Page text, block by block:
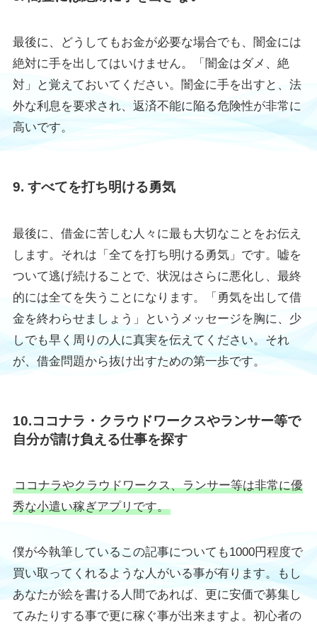
最後に、どうしてもお金が必要な場合でも、闇金には
絶対に手を出してはいけません。「闇金はダメ、絶
対」と覚えておいてください。闇金に手を出すと、法
外な利息を要求され、返済不能に陥る危険性が非常に
高いです。
9. すべてを打ち明ける勇気
最後に、借金に苦しむ人々に最も大切なことをお伝え
します。それは「全てを打ち明ける勇気」です。嘘を
ついて逃げ続けることで、状況はさらに悪化し、最終
的には全てを失うことになります。「勇気を出して借
金を終わらせましょう」というメッセージを胸に、少
しでも早く周りの人に真実を伝えてください。それ
が、借金問題から抜け出すための第一歩です。
10.ココナラ・クラウドワークスやランサー等で
自分が請け負える仕事を探す
ココナラやクラウドワークス、ランサー等は非常に優
秀な小遣い稼ぎアプリです。
僕が今執筆しているこの記事についても1000円程度で
買い取ってくれるような人がいる事が有ります。もし
あなたが絵を書ける人間であれば、更に安価で募集し
てみたりする事で更に稼ぐ事が出来ますよ。初心者の